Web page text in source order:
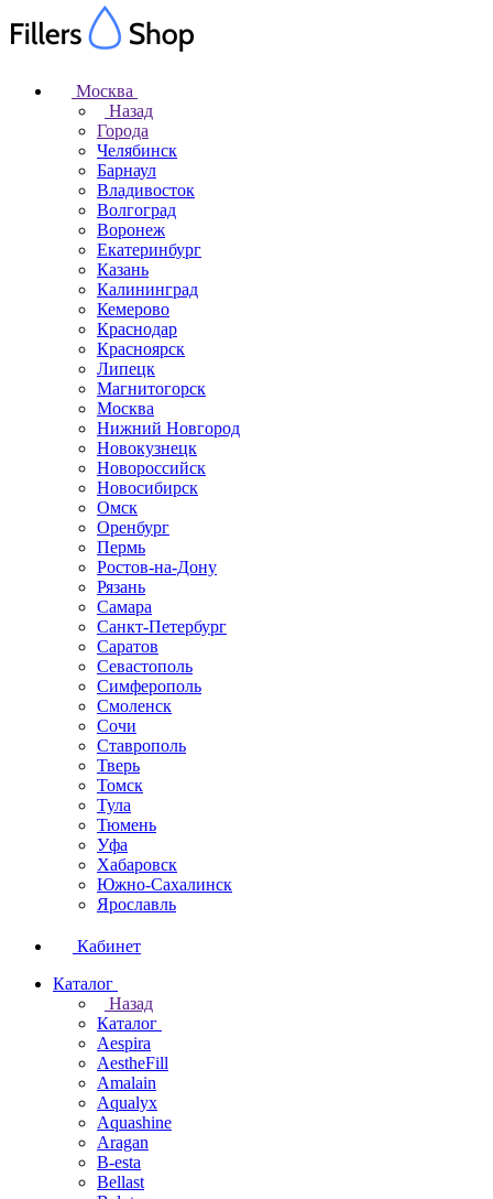
Москва
Назад
Города
Челябинск
Барнаул
Владивосток
Волгоград
Воронеж
Екатеринбург
Казань
Калининград
Кемерово
Краснодар
Красноярск
Липецк
Магнитогорск
Москва
Нижний Новгород
Новокузнецк
Новороссийск
Новосибирск
Омск
Оренбург
Пермь
Ростов-на-Дону
Рязань
Самара
Санкт-Петербург
Саратов
Севастополь
Симферополь
Смоленск
Сочи
Ставрополь
Тверь
Томск
Тула
Тюмень
Уфа
Хабаровск
Южно-Сахалинск
Ярославль
Кабинет
Каталог
Назад
Каталог
Aespira
AestheFill
Amalain
Aqualyx
Aquashine
Aragan
B-esta
Bellast